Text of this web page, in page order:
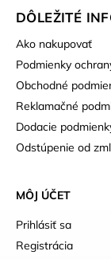
DÔLEŽITÉ
Ako nakupovať
Podmienky
Obchodné
Reklamačné
Dodacie
Odstúpenie od
MÔJ ÚČET
Prihlásiť sa
Registrácia